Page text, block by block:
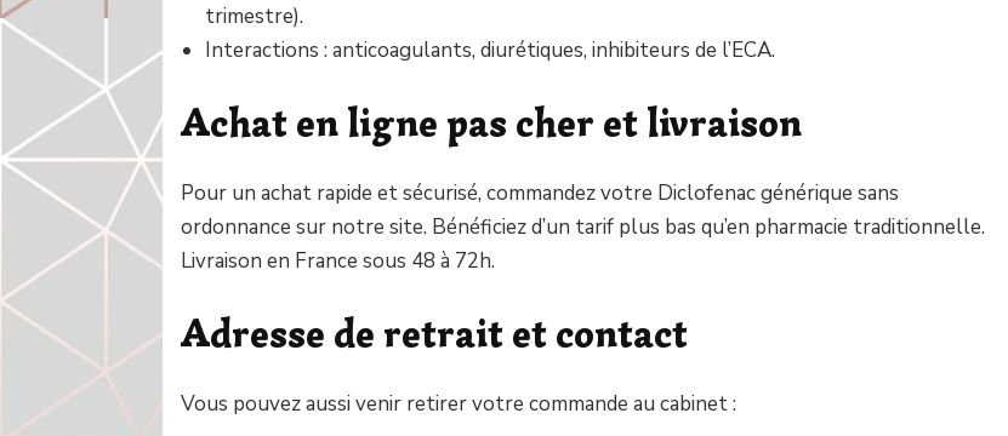
trimestre).
Interactions : anticoagulants, diurétiques, inhibiteurs de l’ECA.
Achat en ligne pas cher et livraison
Pour un achat rapide et sécurisé, commandez votre Diclofenac générique sans
ordonnance sur notre site. Bénéficiez d’un tarif plus bas qu’en pharmacie traditionnelle.
Livraison en France sous 48 à 72h.
Adresse de retrait et contact
Vous pouvez aussi venir retirer votre commande au cabinet :